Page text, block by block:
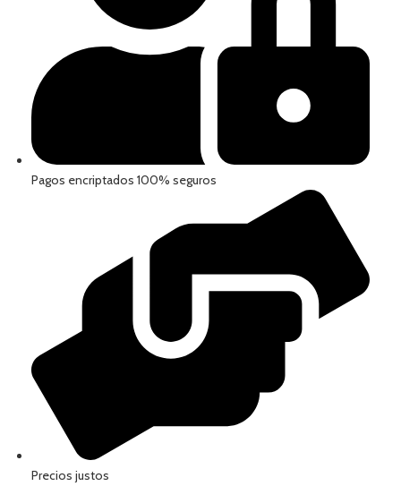
Pagos encriptados 100% seguros
Precios justos